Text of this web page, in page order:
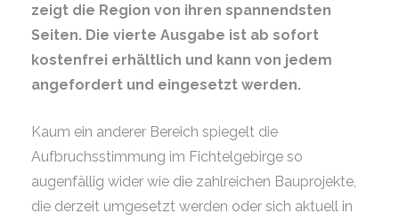
zeigt die Region von ihren spannendsten
Seiten. Die vierte Ausgabe ist ab sofort
kostenfrei erhältlich und kann von jedem
angefordert und eingesetzt werden.
Kaum ein anderer Bereich spiegelt die
Aufbruchsstimmung im Fichtelgebirge so
augenfällig wider wie die zahlreichen Bauprojekte,
die derzeit umgesetzt werden oder sich aktuell in